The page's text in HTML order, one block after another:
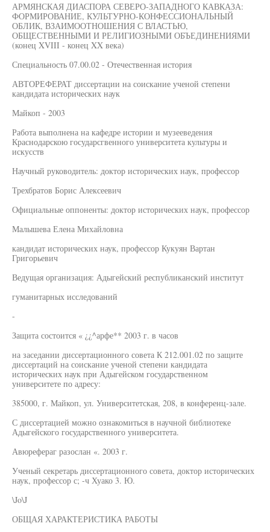
АРМЯНСКАЯ ДИАСПОРА СЕВЕРО-ЗАПАДНОГО КАВКАЗА:
ФОРМИРОВАНИЕ, КУЛЬТУРНО-КОНФЕССИОНАЛЬНЫЙ
ОБЛИК, ВЗАИМООТНОШЕНИЯ С ВЛАСТЬЮ,
ОБЩЕСТВЕННЫМИ И РЕЛИГИОЗНЫМИ ОБЪЕДИНЕНИЯМИ
(конец XVIII - конец XX века)
Специальность 07.00.02 - Отечественная история
АВТОРЕФЕРАТ диссертации на соискание ученой степени
кандидата исторических наук
Майкоп - 2003
Работа выполнена на кафедре истории и музееведения
Краснодарскою государсгвенного университета культуры и
искусств
Научный руководитель: доктор исторических наук, профессор
Трехбратов Борис Алексеевич
Официальные оппоненты: доктор исторических наук, профессор
Малышева Елена Михайловна
кандидат исторических наук, профессор Кукуян Вартан
Григорьевич
Ведущая организация: Адыгейский республиканский институт
гуманитарных исследований
-
Защита состоится « ¿¿^арфе** 2003 г. в часов
на заседании диссертационного совета К 212.001.02 по защите
диссертаций на соискание ученой степени кандидата
исторических наук при Адыгейском государственном
университете по адресу:
385000, г. Майкоп, ул. Университетская, 208, в конференц-зале.
С диссертацией можно ознакомиться в научной библиотеке
Адыгейского государственного университета.
Авюрефераг разослан «. 2003 г.
Ученый секретарь диссертационного совета, доктор исторических
наук, профессор с; -ч Хуако 3. Ю.
\Jo\J
ОБЩАЯ ХАРАКТЕРИСТИКА РАБОТЫ